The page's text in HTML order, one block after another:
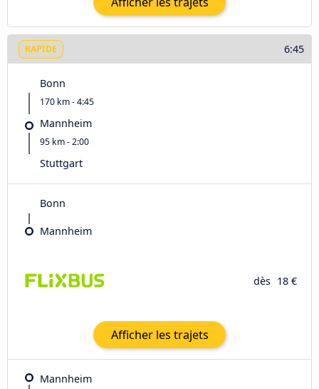
RAPIDE 6:45
Bonn
170 km - 4:45
Mannheim
95 km - 2:00
Stuttgart
Bonn
Mannheim
dès 18 €
Afficher les trajets
Mannheim